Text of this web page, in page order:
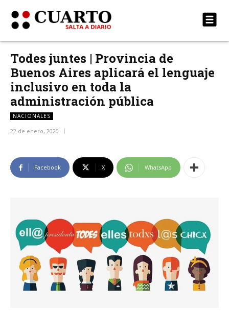
Todes juntes | Provincia de
Buenos Aires aplicará el lenguaje
inclusivo en toda la
administración pública
NACIONALES
22 de enero, 2020
Facebook X WhatsApp